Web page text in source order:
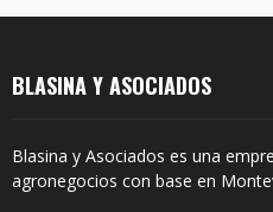
BLASINA Y ASOCIADOS
Blasina y Asociados es una
agronegocios con base en